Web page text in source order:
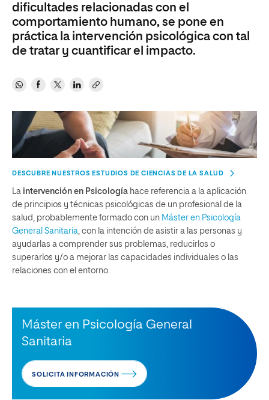
dificultades relacionadas con el
comportamiento humano, se pone en
práctica la intervención psicológica con tal
de tratar y cuantificar el impacto.
DESCUBRE NUESTROS ESTUDIOS DE CIENCIAS DE LA SALUD
La intervención en Psicología hace referencia a la aplicación
de principios y técnicas psicológicas de un profesional de la
salud, probablemente formado con un Máster en Psicología
General Sanitaria, con la intención de asistir a las personas y
ayudarlas a comprender sus problemas, reducirlos o
superarlos y/o a mejorar las capacidades individuales o las
relaciones con el entorno.
Máster en Psicología General
Sanitaria
SOLICITA INFORMACIÓN